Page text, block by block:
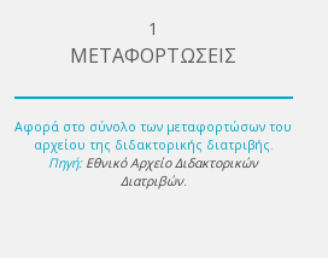
1
ΜΕΤΑΦΟΡΤΩΣΕΙΣ
Αφορά στο σύνολο των μεταφορτώσων του
αρχείου της διδακτορικής διατριβής.
Πηγή: Εθνικό Αρχείο Διδακτορικών
Διατριβών.